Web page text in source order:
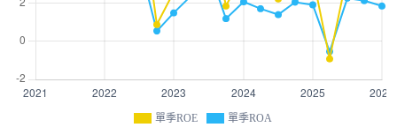
單季ROE 單季ROA